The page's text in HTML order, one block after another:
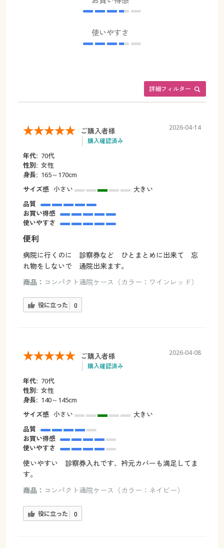
使いやすさ
詳細フィルター
ご購入者様
購入確認済み
2026-04-14
年代: 70代
性別: 女性
身長: 165～170cm
サイズ感 小さい
大きい
品質
お買い得感
使いやすさ
便利
病院に行くのに 診察券など ひとまとめに出来て 忘
れ物をしないで 通院出来ます。
商品： コンパクト通院ケース（カラー：ワインレッド）
役に立った 0
ご購入者様
購入確認済み
2026-04-08
年代: 70代
性別: 女性
身長: 140～145cm
サイズ感 小さい
大きい
品質
お買い得感
使いやすさ
使いやすい 診察券入れです、衿元カバーも満足してま
す。
商品： コンパクト通院ケース（カラー：ネイビー）
役に立った 0